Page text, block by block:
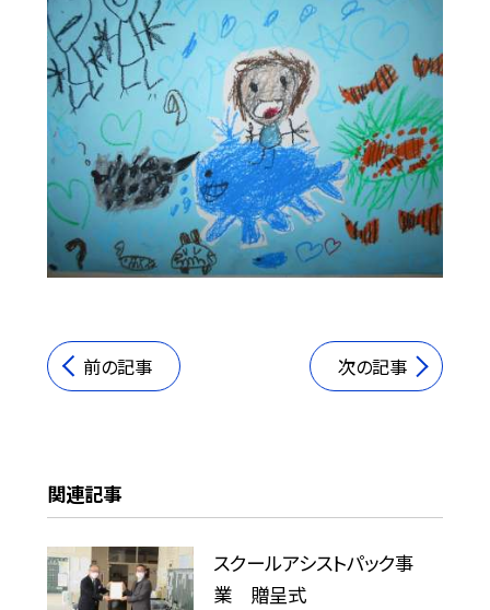
前の記事 次の記事
関連記事
スクールアシストパック事
業 贈呈式